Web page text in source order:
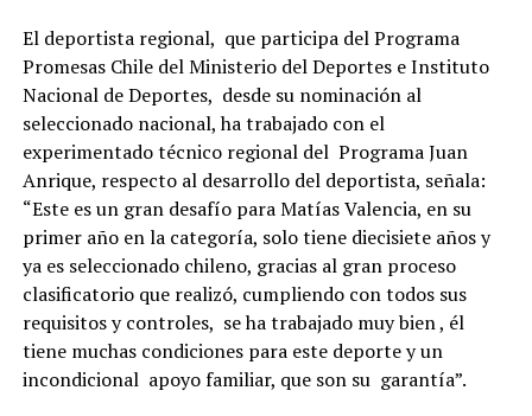
El deportista regional, que participa del Programa
Promesas Chile del Ministerio del Deportes e Instituto
Nacional de Deportes, desde su nominación al
seleccionado nacional, ha trabajado con el
experimentado técnico regional del Programa Juan
Anrique, respecto al desarrollo del deportista, señala:
“Este es un gran desafío para Matías Valencia, en su
primer año en la categoría, solo tiene diecisiete años y
ya es seleccionado chileno, gracias al gran proceso
clasificatorio que realizó, cumpliendo con todos sus
requisitos y controles, se ha trabajado muy bien , él
tiene muchas condiciones para este deporte y un
incondicional apoyo familiar, que son su garantía”.